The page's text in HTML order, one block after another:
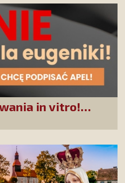
in vitro!
RP